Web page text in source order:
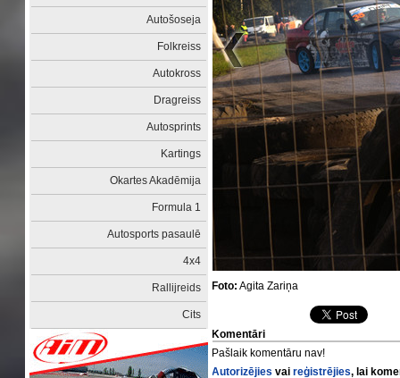
Autošoseja
Folkreiss
Autokross
Dragreiss
Autosprints
Kartings
Okartes Akadēmija
Formula 1
Autosports pasaulē
4x4
Rallijreids
Cits
Foto: Agita Zariņa
Komentāri
Pašlaik komentāru nav!
Autorizējies vaireģistrējies, lai